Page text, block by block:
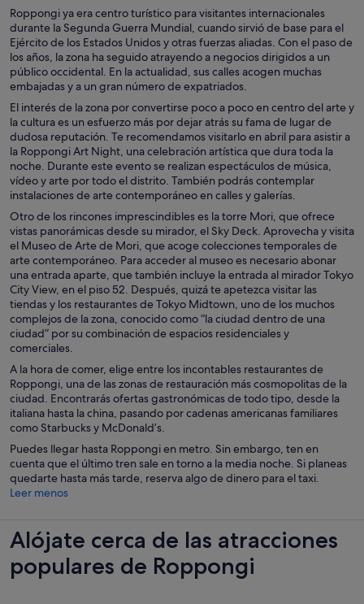
Roppongi ya era centro turístico para visitantes internacionales
durante la Segunda Guerra Mundial, cuando sirvió de base para el
Ejército de los Estados Unidos y otras fuerzas aliadas. Con el paso de
los años, la zona ha seguido atrayendo a negocios dirigidos a un
público occidental. En la actualidad, sus calles acogen muchas
embajadas y a un gran número de expatriados.
El interés de la zona por convertirse poco a poco en centro del arte y
la cultura es un esfuerzo más por dejar atrás su fama de lugar de
dudosa reputación. Te recomendamos visitarlo en abril para asistir a
la Roppongi Art Night, una celebración artística que dura toda la
noche. Durante este evento se realizan espectáculos de música,
vídeo y arte por todo el distrito. También podrás contemplar
instalaciones de arte contemporáneo en calles y galerías.
Otro de los rincones imprescindibles es la torre Mori, que ofrece
vistas panorámicas desde su mirador, el Sky Deck. Aprovecha y visita
el Museo de Arte de Mori, que acoge colecciones temporales de
arte contemporáneo. Para acceder al museo es necesario abonar
una entrada aparte, que también incluye la entrada al mirador Tokyo
City View, en el piso 52. Después, quizá te apetezca visitar las
tiendas y los restaurantes de Tokyo Midtown, uno de los muchos
complejos de la zona, conocido como “la ciudad dentro de una
ciudad” por su combinación de espacios residenciales y
comerciales.
A la hora de comer, elige entre los incontables restaurantes de
Roppongi, una de las zonas de restauración más cosmopolitas de la
ciudad. Encontrarás ofertas gastronómicas de todo tipo, desde la
italiana hasta la china, pasando por cadenas americanas familiares
como Starbucks y McDonald’s.
Puedes llegar hasta Roppongi en metro. Sin embargo, ten en
cuenta que el último tren sale en torno a la media noche. Si planeas
quedarte hasta más tarde, reserva algo de dinero para el taxi.
Leer menos
Alójate cerca de las atracciones
populares de Roppongi